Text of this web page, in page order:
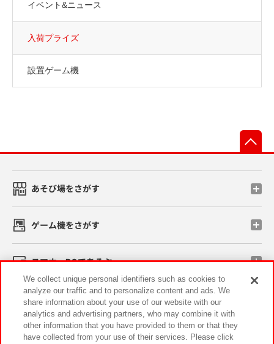
イベント&ニュース
入荷プライズ
設置ゲーム機
あそび場をさがす
ゲーム機をさがす
スマホ・PCであそぶ
イベント・キャンペーン
We collect unique personal identifiers such as cookies to
analyze our traffic and to personalize content and ads. We
share information about your use of our website with our
analytics and advertising partners, who may combine it with
other information that you have provided to them or that they
have collected from your use of their services. Please click